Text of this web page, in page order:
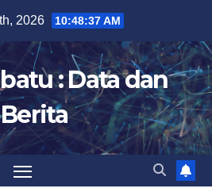
2026 10:48:38 AM
: Data dan
Berita